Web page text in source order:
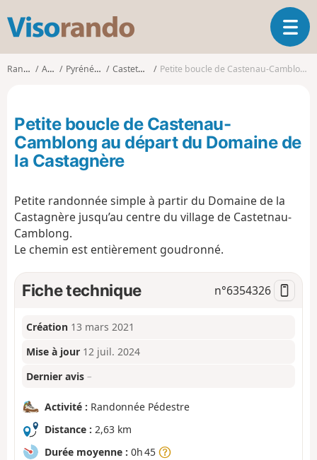
s
o
d
o
O
u
v
a
n
o
n
Randonnées Aquitaine Pyrénées-Atlantiques Castetnau-Camblong Petite boucle de Castenau-Camblong au départ du Domaine de la Castagnère
Petite boucle de Castenau-
Camblong au départ du Domaine de
la Castagnère
Petite randonnée simple à partir du Domaine de la
Castagnère jusqu’au centre du village de Castetnau-
Camblong.
Le chemin est entièrement goudronné.
Fiche technique n°6354326
Création 13 mars 2021
Mise à jour 12 juil. 2024
Dernier avis –
Activité : Randonnée Pédestre
Distance : 2,63 km
Durée moyenne : 0h 45